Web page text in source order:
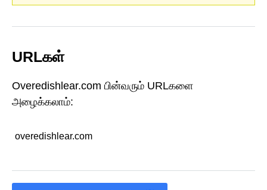
URLகள்
Overedishlear.com பின்வரும் URLகளை
அழைக்கலாம்:
overedishlear.com